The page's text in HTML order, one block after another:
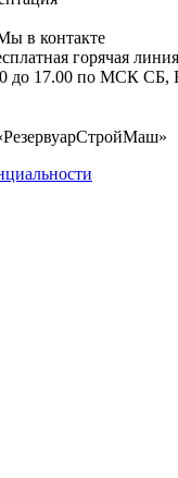
горячая линия
до 17.00 по МСК СБ,